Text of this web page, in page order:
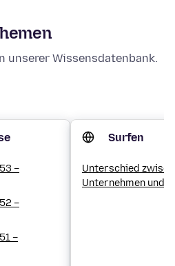
unserer Wissensdatenbank.
–
–
–
Surfen
Unterschied
Unternehmen und